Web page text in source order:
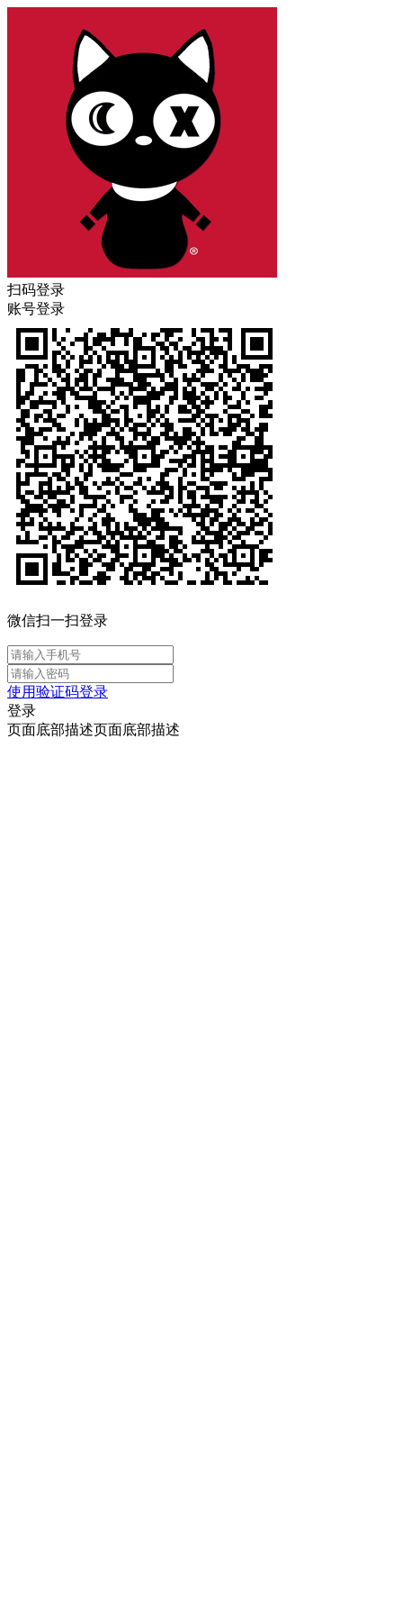
扫码登录
账号登录
微信扫一扫登录
使用验证码登录
登录
页面底部描述页面底部描述